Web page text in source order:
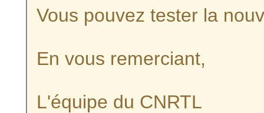
Vous pouvez tester la
En vous remerciant,
L'équipe du CNRTL